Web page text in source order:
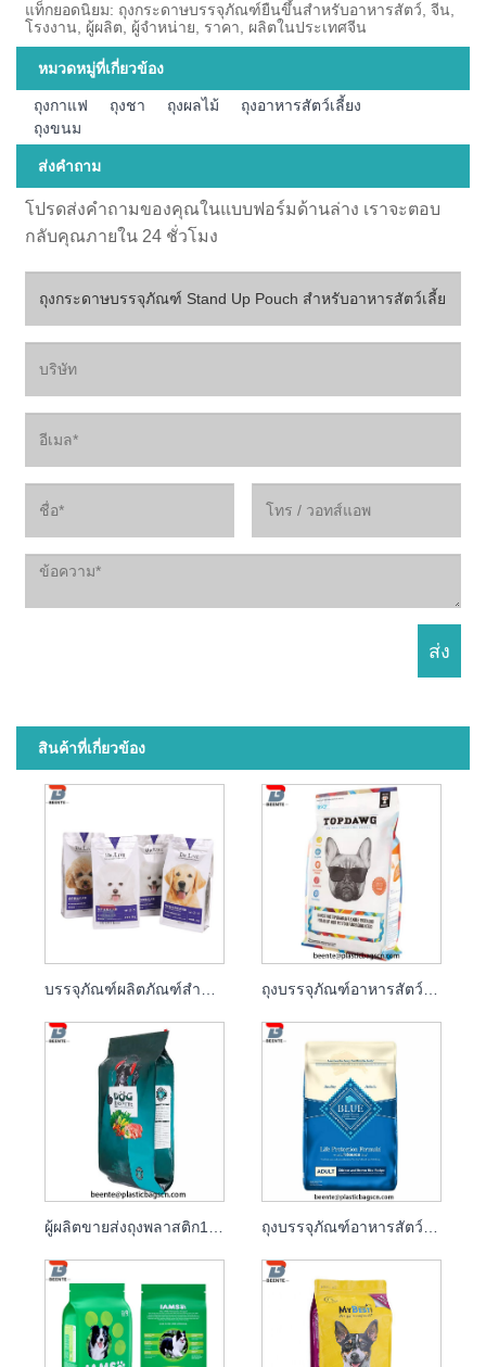
แท็กยอดนิยม: ถุงกระดาษบรรจุภัณฑ์ยืนขึ้นสำหรับอาหารสัตว์, จีน,
โรงงาน, ผู้ผลิต, ผู้จำหน่าย, ราคา, ผลิตในประเทศจีน
หมวดหมู่ที่เกี่ยวข้อง
ถุงกาแฟ ถุงชา ถุงผลไม้
ถุงอาหารสัตว์เลี้ยง
ถุงขนม
ส่งคำถาม
โปรดส่งคำถามของคุณในแบบฟอร์มด้านล่าง เราจะตอบ
กลับคุณภายใน 24 ชั่วโมง
สินค้าที่เกี่ยวข้อง
บรรจุภัณฑ์ผลิตภัณฑ์สำหรับสัตว์เลี้ยงและบรรจุภัณฑ์บิสกิตสำหรับสุนัข ถุงบรรจุภัณฑ์อาหารสัตว์เลี้ยงอลูมิเนียมฟอยล์เคลือบลามิเนตซิปผนึกได้
ผู้ผลิตขายส่งถุงพลาสติก10กก.ถุงอาหารสุนัข ถุงบรรจุภัณฑ์อาหารสัตว์เลี้ยงก้นแบนสำหรับสุนัข